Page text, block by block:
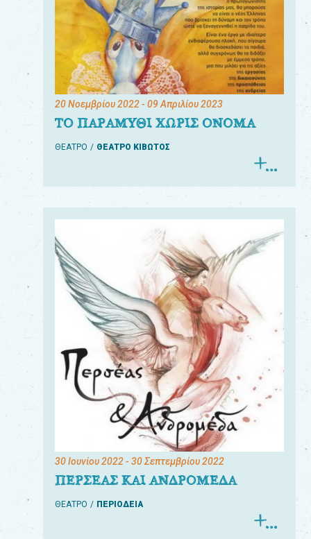
20 Νοεμβρίου 2022- 09 Απριλίου 2023
ΤΟ ΠΑΡΑΜΥΘΙ ΧΩΡΙΣ ΟΝΟΜΑ
ΘΕΑΤΡΟ ΘΕΑΤΡΟ ΚΙΒΩΤΟΣ
30 Ιουνίου 2022- 30 Σεπτεμβρίου 2022
ΠΕΡΣΕΑΣ ΚΑΙ ΑΝΔΡΟΜΕΔΑ
ΘΕΑΤΡΟ ΠΕΡΙΟΔΕΙΑ